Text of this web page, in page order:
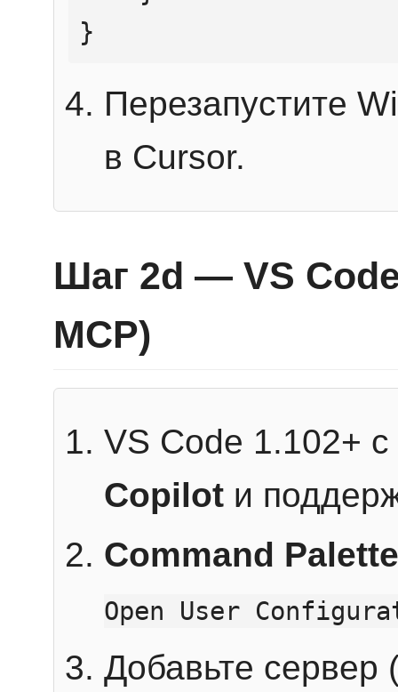
}
Перезапустите
в Cursor.
Шаг 2d — VS
MCP)
VS Code 1.102+
Copilot и
Command Palette
Open User
Добавьте сервер